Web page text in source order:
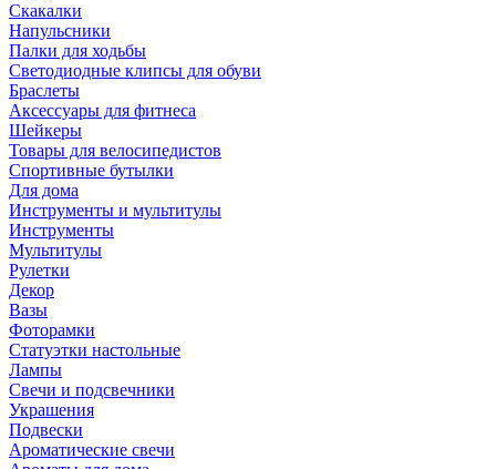
Скакалки
Напульсники
Палки для ходьбы
Светодиодные клипсы для обуви
Браслеты
Аксессуары для фитнеса
Шейкеры
Товары для велосипедистов
Спортивные бутылки
Для дома
Инструменты и мультитулы
Инструменты
Мультитулы
Рулетки
Декор
Вазы
Фоторамки
Статуэтки настольные
Лампы
Свечи и подсвечники
Украшения
Подвески
Ароматические свечи